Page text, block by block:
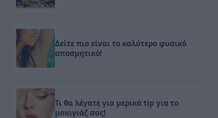
Δείτε πιο είναι το καλύτερο φυσικό
αποσμητικό!
Τι θα λέγατε για μερικά tip για το
μακιγιάζ σας!